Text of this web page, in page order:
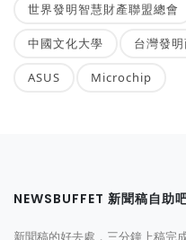
世界發明智慧財產聯盟總會
中國文化大學 台灣發
ASUS Microchip
NEWSBUFFET 新聞稿自助